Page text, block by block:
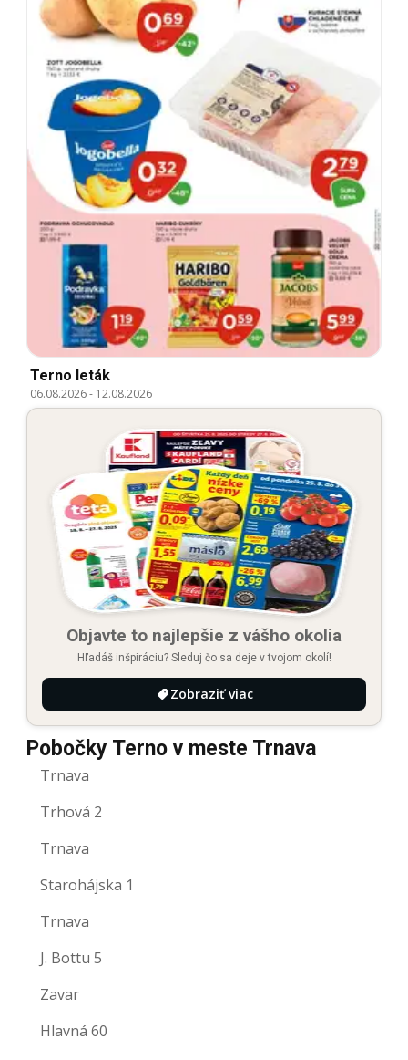
Terno leták
06.08.2026- 12.08.2026
Objavte to najlepšie z vášho okolia
Hľadáš inšpiráciu? Sleduj čo sa deje v tvojom okolí!
Zobraziť viac
Pobočky Terno v meste Trnava
Trnava
Trhová 2
Trnava
Starohájska 1
Trnava
J. Bottu 5
Zavar
Hlavná 60